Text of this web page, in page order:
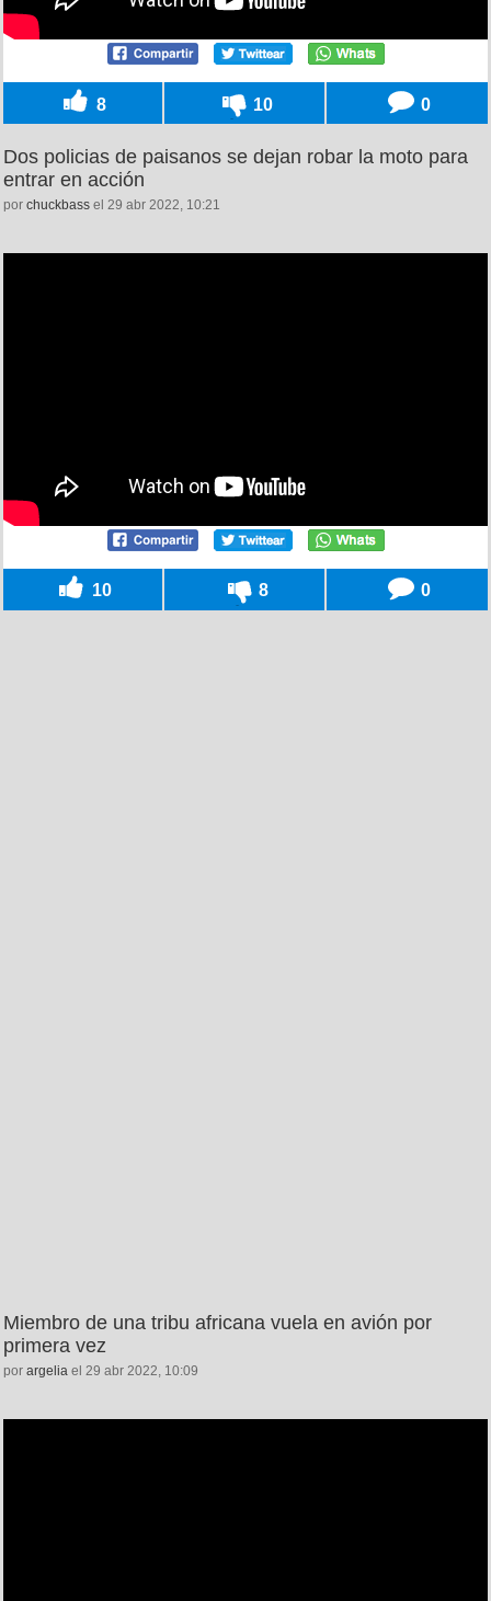
8 10 0
Dos policias de paisanos se dejan robar la moto para
entrar en acción
por chuckbass el 29 abr 2022, 10:21
10 8 0
Miembro de una tribu africana vuela en avión por
primera vez
por argelia el 29 abr 2022, 10:09